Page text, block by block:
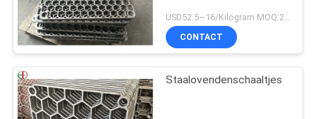
USD52.5~16/Kilogram MOQ:20 kilogram/Kilogram
CONTACT
Staalovendenschaaltjes